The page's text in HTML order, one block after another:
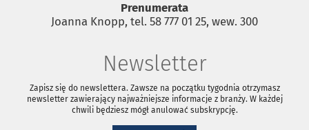
Prenumerata
Joanna Knopp, tel. 58 777 01 25, wew. 300
Newsletter
Zapisz się do newslettera. Zawsze na początku tygodnia otrzymasz
newsletter zawierający najważniejsze informacje z branży. W każdej
chwili będziesz mógł anulować subskrypcję.